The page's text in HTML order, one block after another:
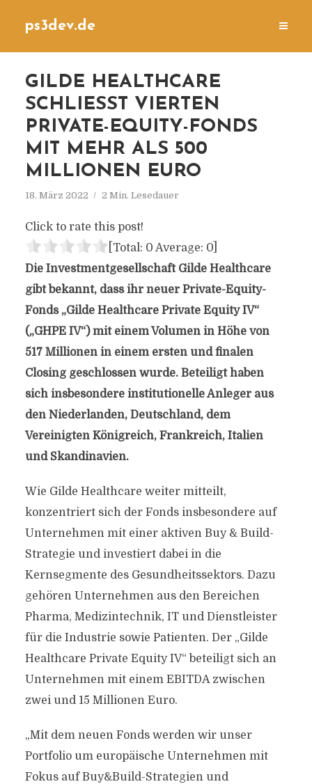
ps3dev.de
GILDE HEALTHCARE
SCHLIESST VIERTEN P
RIVATE-EQUITY-FONDS M
IT MEHR ALS 500 M
ILLIONEN EURO
18. März 2022 2 Min. Lesedauer
Click to rate this post!
[Total: 0 Average: 0]
Die Investmentgesellschaft Gilde Healthcare
gibt bekannt, dass ihr neuer Private-Equity-
Fonds „Gilde Healthcare Private Equity IV“
(„GHPE IV“) mit einem Volumen in Höhe von
517 Millionen in einem ersten und finalen
Closing geschlossen wurde. Beteiligt haben
sich insbesondere institutionelle Anleger aus
den Niederlanden, Deutschland, dem
Vereinigten Königreich, Frankreich, Italien
und Skandinavien.
Wie Gilde Healthcare weiter mitteilt,
konzentriert sich der Fonds insbesondere auf
Unternehmen mit einer aktiven Buy & Build-
Strategie und investiert dabei in die
Kernsegmente des Gesundheitssektors. Dazu
gehören Unternehmen aus den Bereichen
Pharma, Medizintechnik, IT und Dienstleister
für die Industrie sowie Patienten. Der „Gilde
Healthcare Private Equity IV“ beteiligt sich an
Unternehmen mit einem EBITDA zwischen
zwei und 15 Millionen Euro.
„Mit dem neuen Fonds werden wir unser
Portfolio um europäische Unternehmen mit
Fokus auf Buy&Build-Strategien und